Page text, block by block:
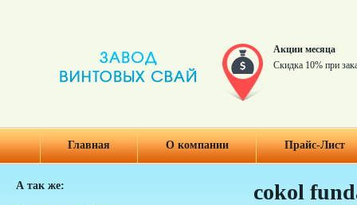
Акции месяца
Скидка 10% при
Главная О компании Прайс-Лист
А так же: cokol